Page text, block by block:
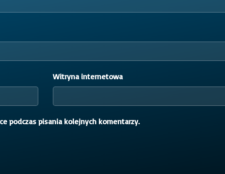
Witryna internetowa
podczas pisania kolejnych komentarzy.